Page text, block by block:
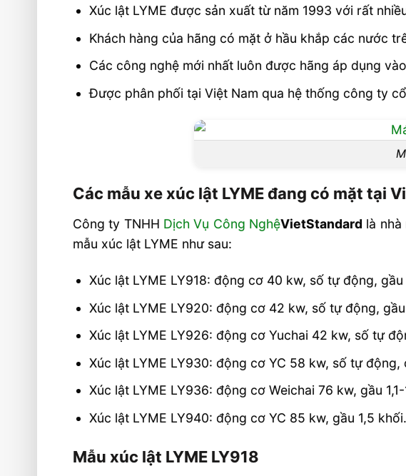
Liên hệ mua xe xúc lật LYME
Xúc lật LYME được sản xuất từ năm 1993 với rất
Khách hàng của hãng có mặt ở hầu khắp các nước
Các công nghệ mới nhất luôn được hãng áp dụng
Được phân phối tại Việt Nam qua hệ thống công ty
Các mẫu xe xúc lật LYME đang có mặt tại
Công ty TNHH Dịch Vụ Công NghệVietStandard là
mẫu xúc lật LYME như sau:
Xúc lật LYME LY918: động cơ 40 kw, số tự động,
Xúc lật LYME LY920: động cơ 42 kw, số tự động,
Xúc lật LYME LY926: động cơ Yuchai 42 kw, số tự
Xúc lật LYME LY930: động cơ YC 58 kw, số tự
Xúc lật LYME LY936: động cơ Weichai 76 kw, gầu
Xúc lật LYME LY940: động cơ YC 85 kw, gầu 1,5 khối.
Mẫu xúc lật LYME LY918